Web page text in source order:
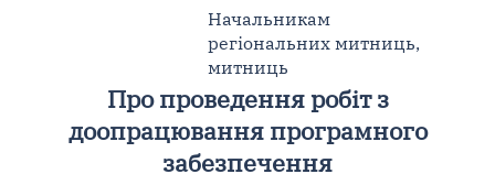
Начальникам
регіональних митниць,
митниць
Про проведення робіт з
доопрацювання програмного
забезпечення